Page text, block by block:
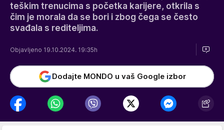
teškim trenucima s početka karijere, otkrila s
čim je morala da se bori i zbog čega se često
svađala s rediteljima.
Objavljeno 19.10.2024. 19:35h
Dodajte MONDO u vaš Google izbor